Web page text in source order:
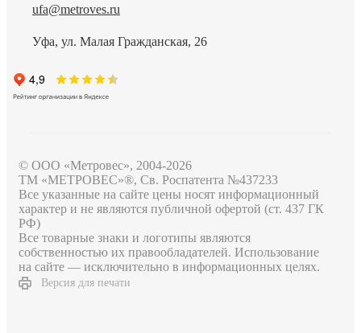
ufa@metroves.ru
Уфа, ул. Малая Гражданская, 26
© ООО «Метровес», 2004-2026
ТМ «МЕТРОВЕС»®, Св. Роспатента №4​3​7​2​3​3
Все указанные на сайте цены носят информационный
характер и не являются публичной офертой (ст. 437 ГК
РФ)
Все товарные знаки и логотипы являются
собственностью их правообладателей. Использование
на сайте — исключительно в информационных целях.
Версия для печати